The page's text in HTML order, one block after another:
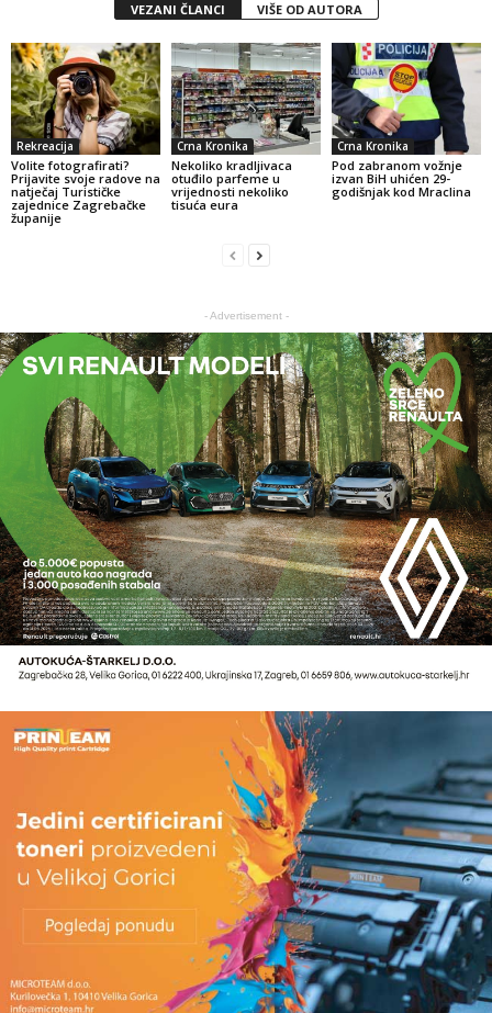
VEZANI ČLANCI VIŠE OD AUTORA
Rekreacija
Volite fotografirati?
Prijavite svoje radove na
natječaj Turističke
zajednice Zagrebačke
županije
Crna Kronika
Nekoliko kradljivaca
otuđilo parfeme u
vrijednosti nekoliko
tisuća eura
Crna Kronika
Pod zabranom vožnje
izvan BiH uhićen 29-
godišnjak kod Mraclina
- Advertisement -